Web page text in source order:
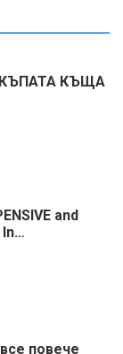
КЪЩА
and
In…
повече